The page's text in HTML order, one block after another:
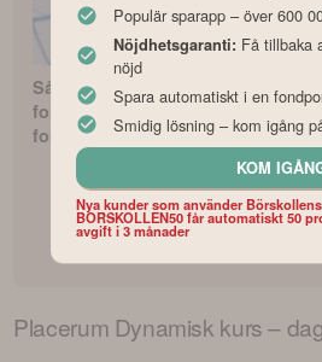
Så börjar du
fondspara med Lysas
fondrobot
Avanza
Placerum Dynamisk kurs –
Populär sparapp – över 600
Nöjdhetsgaranti: Få tillbaka
nöjd
Spara automatiskt i en
Smidig lösning – kom igång
KOM
Nya kunder som använder
BORSKOLLEN50 får automatiskt 50
avgift i 3 månader